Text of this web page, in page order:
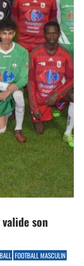
valide son
FOOTBALL MASCULIN